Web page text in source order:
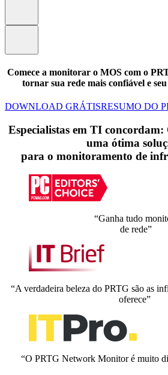
Comece a monitorar o MOS com o
tornar sua rede mais confiável e
DOWNLOAD GRÁTISRESUMO DO
Especialistas em TI concordam:
uma ótima
para o monitoramento de
“Ganha tudo
de rede”
“A verdadeira beleza do PRTG são as
oferece”
“O PRTG Network Monitor é muito